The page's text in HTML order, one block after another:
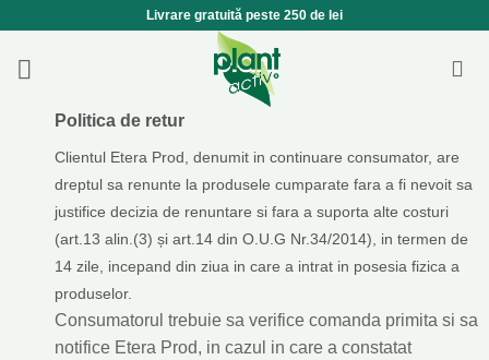
content
Livrare gratuită peste 250 de lei
Politica de retur
Clientul Etera Prod, denumit in continuare consumator, are
dreptul sa renunte la produsele cumparate fara a fi nevoit sa
justifice decizia de renuntare si fara a suporta alte costuri
(art.13 alin.(3) și art.14 din O.U.G Nr.34/2014), in termen de
14 zile, incepand din ziua in care a intrat in posesia fizica a
produselor.
Consumatorul trebuie sa verifice comanda primita si sa
notifice Etera Prod, in cazul in care a constatat